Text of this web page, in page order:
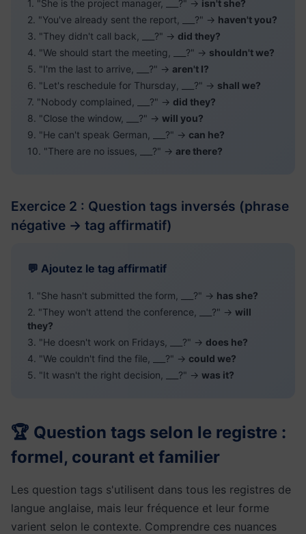
1. "She is the project manager, ___?" → isn't she?
2. "You've already sent the report, ___?" → haven't you?
3. "They didn't call back, ___?" → did they?
4. "We should start the meeting, ___?" → shouldn't we?
5. "I'm the last to arrive, ___?" → aren't I?
6. "Let's reschedule for Thursday, ___?" → shall we?
7. "Nobody complained, ___?" → did they?
8. "Close the window, ___?" → will you?
9. "He can't speak German, ___?" → can he?
10. "There are no issues, ___?" → are there?
Exercice 2 : Question tags inversés (phrase
négative → tag affirmatif)
💬 Ajoutez le tag affirmatif
1. "She hasn't submitted the form, ___?" → has she?
2. "They won't attend the conference, ___?" → will
they?
3. "He doesn't work on Fridays, ___?" → does he?
4. "We couldn't find the file, ___?" → could we?
5. "It wasn't the right decision, ___?" → was it?
🏆 Question tags selon le registre :
formel, courant et familier
Les question tags s'utilisent dans tous les registres de
langue anglaise, mais leur fréquence et leur forme
varient selon le contexte. Comprendre ces nuances